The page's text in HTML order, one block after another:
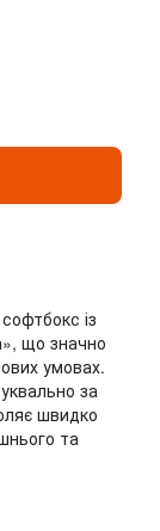
із
що значно
умовах.
за
швидко
та